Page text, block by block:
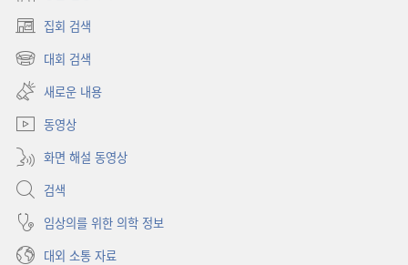
집회 검색
(새로운
창
대회 검색
(새로운
창
열기)
새로운 내용
동영상
화면 해설 동영상
검색
임상의를 위한 의학 정보
대외 소통 자료